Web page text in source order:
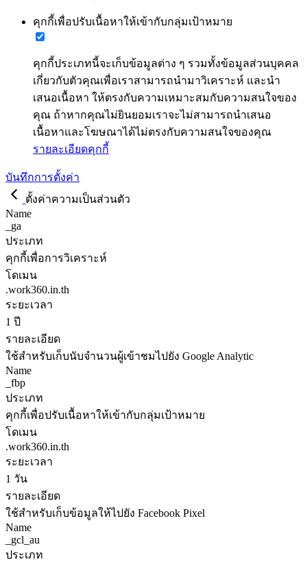
คุกกี้เพื่อปรับเนื้อหาให้เข้ากับกลุ่มเป้าหมาย
คุกกี้ประเภทนี้จะเก็บข้อมูลต่าง ๆ รวมทั้งข้อมูลส่วนบุคคล
เกี่ยวกับตัวคุณเพื่อเราสามารถนำมาวิเคราะห์ และนำ
เสนอเนื้อหา ให้ตรงกับความเหมาะสมกับความสนใจของ
คุณ ถ้าหากคุณไม่ยินยอมเราจะไม่สามารถนำเสนอ
เนื้อหาและโฆษณาได้ไม่ตรงกับความสนใจของคุณ
รายละเอียดคุกกี้
บันทึกการตั้งค่า
ตั้งค่าความเป็นส่วนตัว
Name
_ga
ประเภท
คุกกี้เพื่อการวิเคราะห์
โดเมน
.work360.in.th
ระยะเวลา
1 ปี
รายละเอียด
ใช้สำหรับเก็บนับจำนวนผู้เข้าชมไปยัง Google Analytic
Name
_fbp
ประเภท
คุกกี้เพื่อปรับเนื้อหาให้เข้ากับกลุ่มเป้าหมาย
โดเมน
.work360.in.th
ระยะเวลา
1 วัน
รายละเอียด
ใช้สำหรับเก็บข้อมูลให้ไปยัง Facebook Pixel
Name
_gcl_au
ประเภท